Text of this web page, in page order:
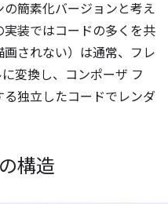
簡素化バージョンと考え
装ではコードの多くを共
されない）は通常、フレ
変換し、コンポーザ フ
独立したコードでレンダ
構造